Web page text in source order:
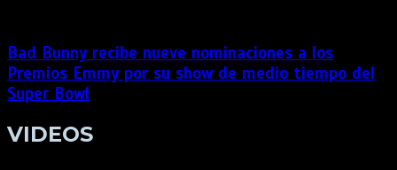
Bad Bunny recibe nueve nominaciones a los
Premios Emmy por su show de medio tiempo del
Super Bowl
VIDEOS